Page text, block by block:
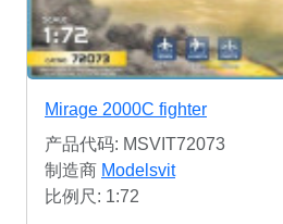
Mirage 2000C fighter
产品代码: MSVIT72073
制造商 Modelsvit
比例尺: 1:72